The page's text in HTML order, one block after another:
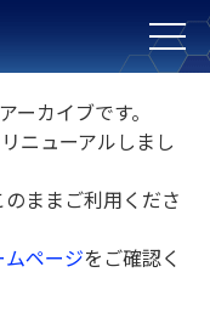
ーカイブです。
ニューアルしまし
ままご利用くださ
ムページをご確認く